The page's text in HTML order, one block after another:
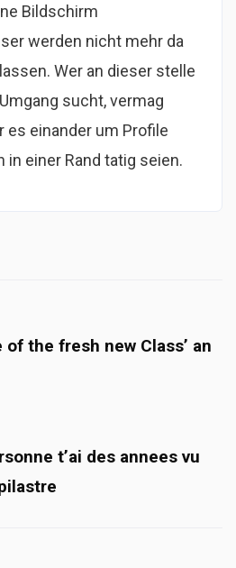
Bildschirm
werden nicht mehr da
Wer an dieser stelle
sucht, vermag
einander um Profile
in einer Rand tatig seien.
of the fresh new Class’ an
t’ai des annees vu